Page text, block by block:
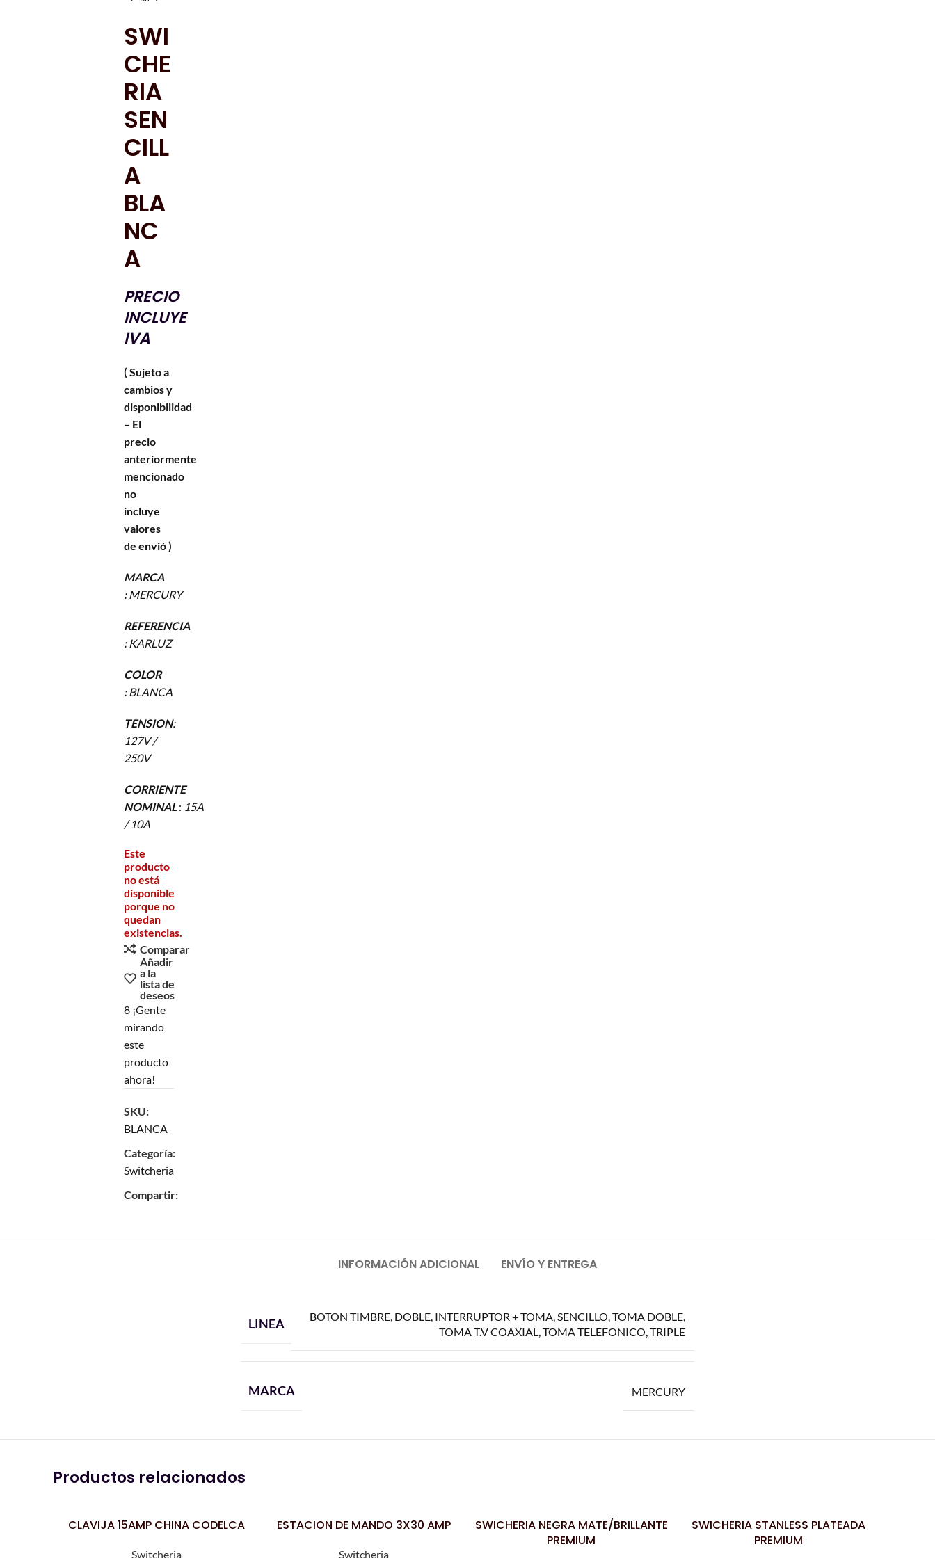
SWI
CHE
RIA
SEN
CILL
A
BLA
NC
A
PRECIO
INCLUYE
IVA
( Sujeto a
cambios y
disponibilidad
– El
precio
anteriormente
mencionado
no
incluye
valores
de envió )
MARCA
:MERCURY
REFERENCIA
:KARLUZ
COLOR
:BLANCA
TENSION:
127V /
250V
CORRIENTE
NOMINAL: 15A
/ 10A
Este
producto
no está
disponible
porque no
quedan
existencias.
Comparar
Añadir
a la
lista de
deseos
8 ¡Gente
mirando
este
producto
ahora!
SKU:
BLANCA
Categoría:
Switcheria
Compartir:
INFORMACIÓN ADICIONAL ENVÍO Y ENTREGA
LINEA BOTON TIMBRE, DOBLE, INTERRUPTOR + TOMA,SENCILLO,TOMA DOBLE,
TOMA T.V COAXIAL,TOMA TELEFONICO,TRIPLE
MARCA MERCURY
Productos relacionados
LEER MÁS
CLAVIJA 15AMP CHINA CODELCA
Switcheria
LEER MÁS
ESTACION DE MANDO 3X30 AMP
Switcheria
LEER MÁS
SWICHERIA NEGRA MATE/BRILLANTE
PREMIUM
LEER MÁS
SWICHERIA STANLESS PLATEADA
PREMIUM